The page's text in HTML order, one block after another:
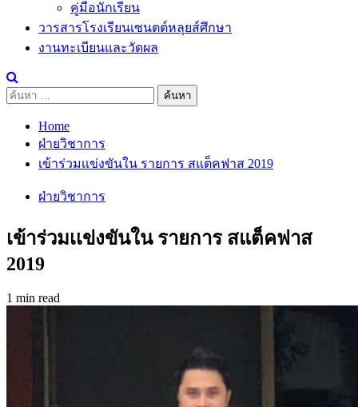
คู่มือนักเรียน
วารสารโรงเรียนเซนตต์หลุยส์ศึกษา
งานทะเบียนและวัดผล
ค้นหา
Home
ฝ่ายวิชาการ
เข้าร่วมเเข่งขันใน รายการ สแต็คฟาส 2019
ฝ่ายวิชาการ
เข้าร่วมเเข่งขันใน รายการ สแต็คฟาส
2019
1 min read